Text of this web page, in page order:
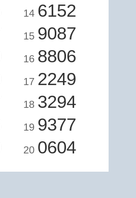
14 6152
15 9087
16 8806
17 2249
18 3294
19 9377
20 0604